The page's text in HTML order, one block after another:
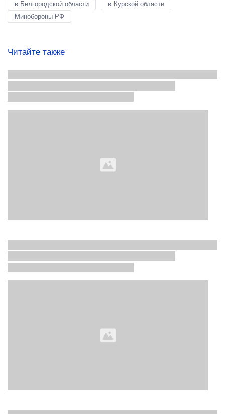
в Белгородской области
в Курской области
Минобороны РФ
Читайте также